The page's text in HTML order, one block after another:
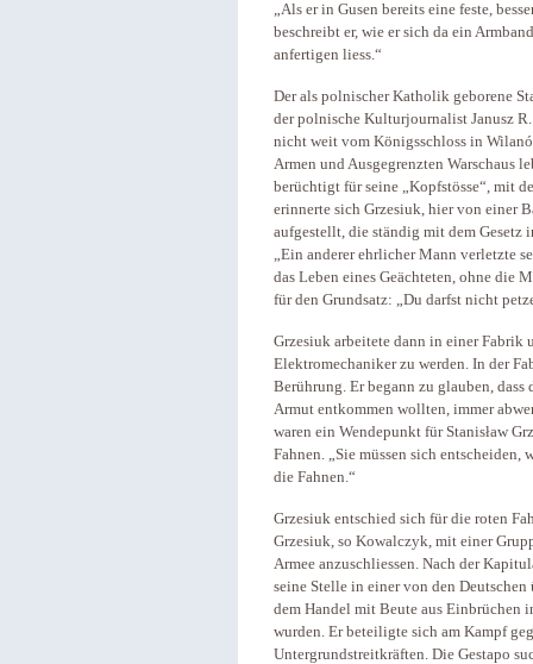
„Als er in Gusen bereits eine feste,
beschreibt er, wie er sich da ein
anfertigen liess.“
Der als polnischer Katholik geborene
der polnische Kulturjournalist Janusz
nicht weit vom Königsschloss in
Armen und Ausgegrenzten Warschaus
berüchtigt für seine „Kopfstösse“, mit
erinnerte sich Grzesiuk, hier von einer
aufgestellt, die ständig mit dem
„Ein anderer ehrlicher Mann verletzte
das Leben eines Geächteten, ohne die
für den Grundsatz: „Du darfst nicht
Grzesiuk arbeitete dann in einer Fabrik
Elektromechaniker zu werden. In der
Berührung. Er begann zu glauben,
Armut entkommen wollten, immer
waren ein Wendepunkt für Stanisław
Fahnen. „Sie müssen sich
die Fahnen.“
Grzesiuk entschied sich für die roten
Grzesiuk, so Kowalczyk, mit einer
Armee anzuschliessen. Nach der
seine Stelle in einer von den
dem Handel mit Beute aus Einbrüchen
wurden. Er beteiligte sich am Kampf
Untergrundstreitkräften. Die Gestapo